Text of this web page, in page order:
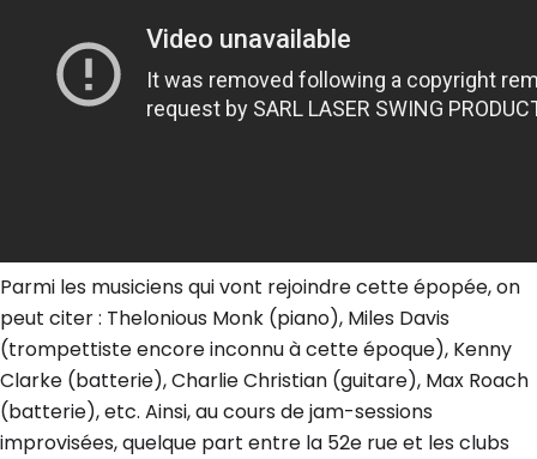
Parmi les musiciens qui vont rejoindre cette épopée, on
peut citer : Thelonious Monk (piano), Miles Davis
(trompettiste encore inconnu à cette époque), Kenny
Clarke (batterie), Charlie Christian (guitare), Max Roach
(batterie), etc. Ainsi, au cours de jam-sessions
improvisées, quelque part entre la 52e rue et les clubs